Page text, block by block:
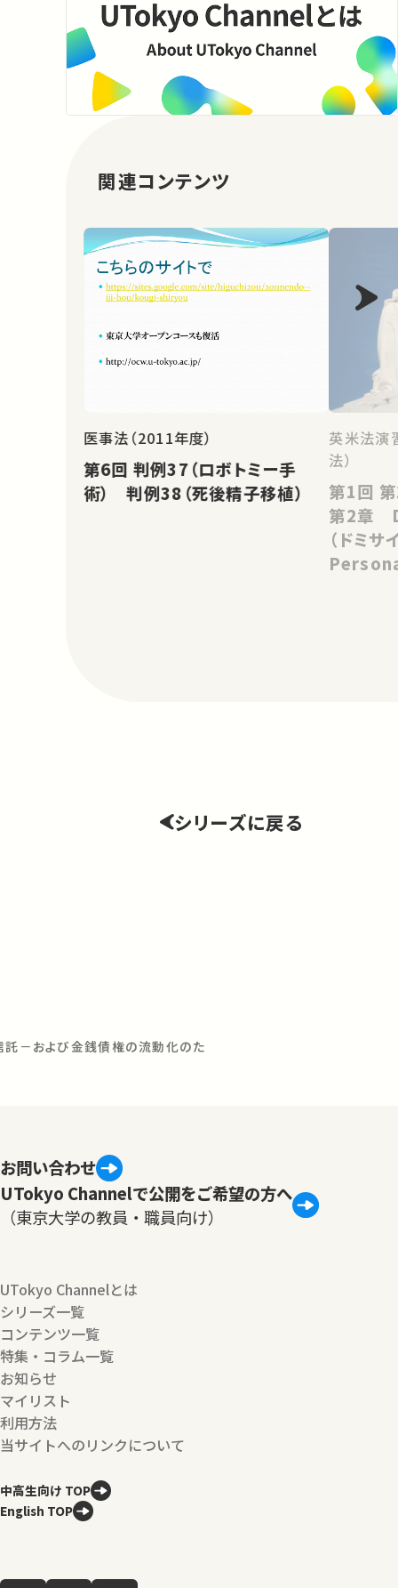
関連コンテンツ
医事法（2011年度）
第6回 判例37（ロボトミー手
術） 判例38（死後精子移植）
英米法演
法）
第1回 第1章 Introduction
第2章
（ドミサイ
シリーズに戻る
－および金銭債権の流動化のた
お問い合わせ
UTokyo Channelで公開をご希望の方へ
（東京大学の教員・職員向け）
UTokyo Channelとは
シリーズ一覧
コンテンツ一覧
特集・コラム一覧
お知らせ
マイリスト
利用方法
当サイトへのリンクについて
中高生向け TOP
English TOP